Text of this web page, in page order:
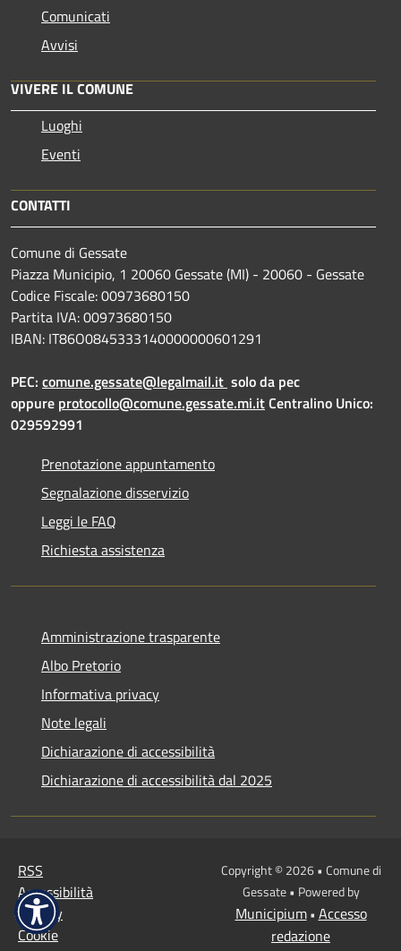
Comunicati
Avvisi
VIVERE IL COMUNE
Luoghi
Eventi
CONTATTI
Comune di Gessate
Piazza Municipio, 1 20060 Gessate (MI) - 20060 - Gessate
Codice Fiscale: 00973680150
Partita IVA: 00973680150
IBAN: IT86O0845333140000000601291
PEC: comune.gessate@legalmail.it solo da pec
oppure protocollo@comune.gessate.mi.itCentralino Unico:
029592991
Prenotazione appuntamento
Segnalazione disservizio
Leggi le FAQ
Richiesta assistenza
Amministrazione trasparente
Albo Pretorio
Informativa privacy
Note legali
Dichiarazione di accessibilità
Dichiarazione di accessibilità dal 2025
RSS
Accessibilità
Privacy
Cookie
Copyright © 2026 • Comune di
Gessate • Powered by
Municipium• Accesso
redazione